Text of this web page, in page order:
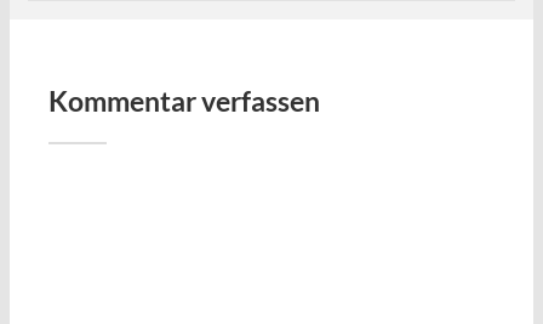
Kommentar verfassen